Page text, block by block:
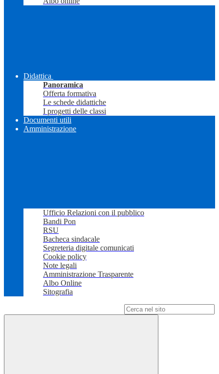
Didattica
Panoramica
Offerta formativa
Le schede didattiche
I progetti delle classi
Documenti utili
Amministrazione
Ufficio Relazioni con il pubblico
Bandi Pon
RSU
Bacheca sindacale
Segreteria digitale comunicati
Cookie policy
Note legali
Amministrazione Trasparente
Albo Online
Sitografia